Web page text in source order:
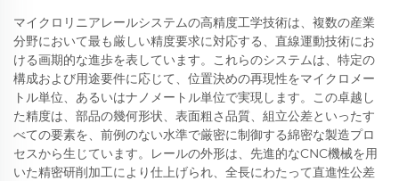
マイクロリニアレールシステムの高精度工学技術は、複数の産業
分野において最も厳しい精度要求に対応する、直線運動技術にお
ける画期的な進歩を表しています。これらのシステムは、特定の
構成および用途要件に応じて、位置決めの再現性をマイクロメー
トル単位、あるいはナノメートル単位で実現します。この卓越し
た精度は、部品の幾何形状、表面粗さ品質、組立公差といったす
べての要素を、前例のない水準で厳密に制御する綿密な製造プロ
セスから生じています。レールの外形は、先進的なCNC機械を用
いた精密研削加工により仕上げられ、全長にわたって直進性公差